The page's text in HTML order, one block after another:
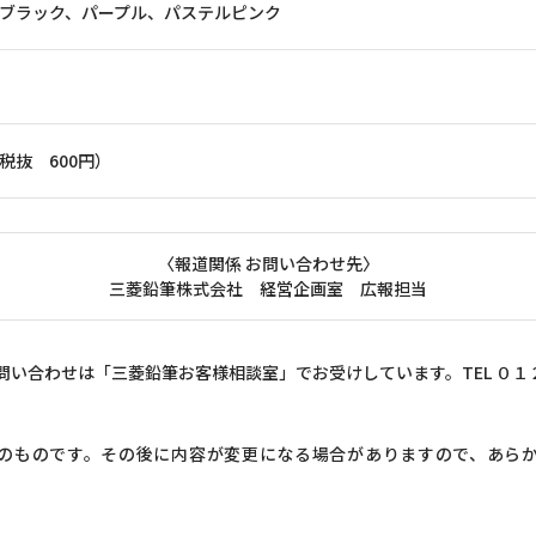
ラック、パープル、パステルピンク
抜 600円）
〈報道関係 お問い合わせ先〉
三菱鉛筆株式会社 経営企画室 広報担当
合わせは「三菱鉛筆お客様相談室」でお受けしています。TEL ０１
ものです。その後に内容が変更になる場合がありますので、あら